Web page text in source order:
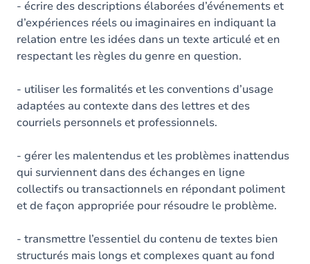
- écrire des descriptions élaborées d’événements et
d’expériences réels ou imaginaires en indiquant la
relation entre les idées dans un texte articulé et en
respectant les règles du genre en question.
- utiliser les formalités et les conventions d’usage
adaptées au contexte dans des lettres et des
courriels personnels et professionnels.
- gérer les malentendus et les problèmes inattendus
qui surviennent dans des échanges en ligne
collectifs ou transactionnels en répondant poliment
et de façon appropriée pour résoudre le problème.
- transmettre l’essentiel du contenu de textes bien
structurés mais longs et complexes quant au fond